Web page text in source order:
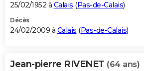
25/02/1952 à Calais (Pas-de-Calais)
Décès
24/02/2009 à Calais (Pas-de-Calais)
Jean-pierre RIVENET (64 ans)